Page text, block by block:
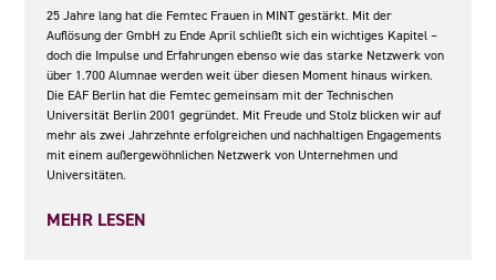
25 Jahre lang hat die Femtec Frauen in MINT gestärkt. Mit der
Auflösung der GmbH zu Ende April schließt sich ein wichtiges Kapitel –
doch die Impulse und Erfahrungen ebenso wie das starke Netzwerk von
über 1.700 Alumnae werden weit über diesen Moment hinaus wirken.
Die EAF Berlin hat die Femtec gemeinsam mit der Technischen
Universität Berlin 2001 gegründet. Mit Freude und Stolz blicken wir auf
mehr als zwei Jahrzehnte erfolgreichen und nachhaltigen Engagements
mit einem außergewöhnlichen Netzwerk von Unternehmen und
Universitäten.
MEHR LESEN